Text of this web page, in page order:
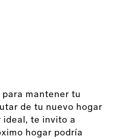
mantener tu
de tu nuevo hogar
ideal, te invito a
hogar podría